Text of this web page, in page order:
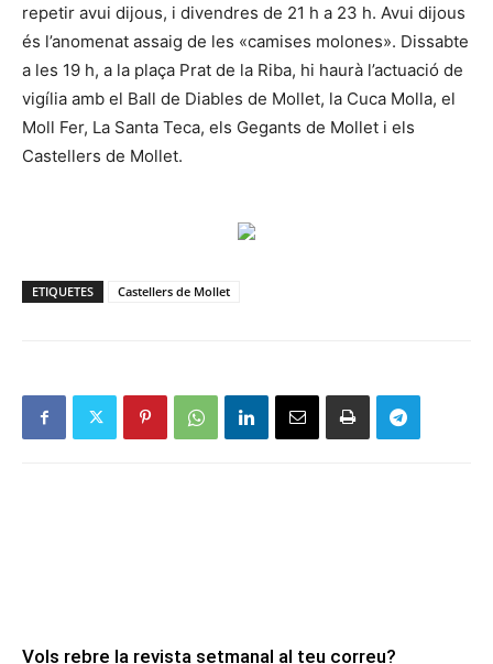
repetir avui dijous, i divendres de 21 h a 23 h. Avui dijous
és l’anomenat assaig de les «camises molones». Dissabte
a les 19 h, a la plaça Prat de la Riba, hi haurà l’actuació de
vigília amb el Ball de Diables de Mollet, la Cuca Molla, el
Moll Fer, La Santa Teca, els Gegants de Mollet i els
Castellers de Mollet.
ETIQUETES Castellers de Mollet
Vols rebre la revista setmanal al teu correu?